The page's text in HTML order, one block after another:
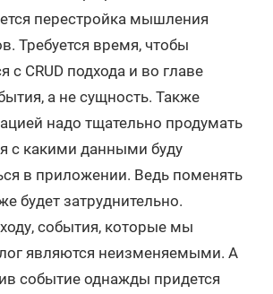
перестройка мышления
Требуется время, чтобы
с CRUD подхода и во главе
а не сущность. Также
надо тщательно продумать
с какими данными буду
в приложении. Ведь поменять
будет затруднительно.
события, которые мы
являются неизменяемыми. А
событие однажды придется